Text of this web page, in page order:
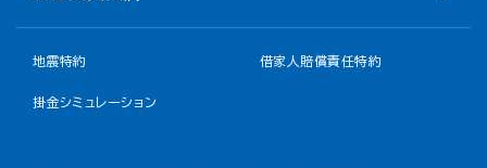
地震特約 借家人賠償責任特約
掛金シミュレーション